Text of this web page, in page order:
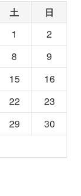
土 日
1
2
8
9
15
16
22
23
29
30